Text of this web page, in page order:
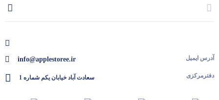
آدرس ایمیل
دفترمرکزی
info@applestoree.ir
سعادت آباد خیابان یکم شماره 1